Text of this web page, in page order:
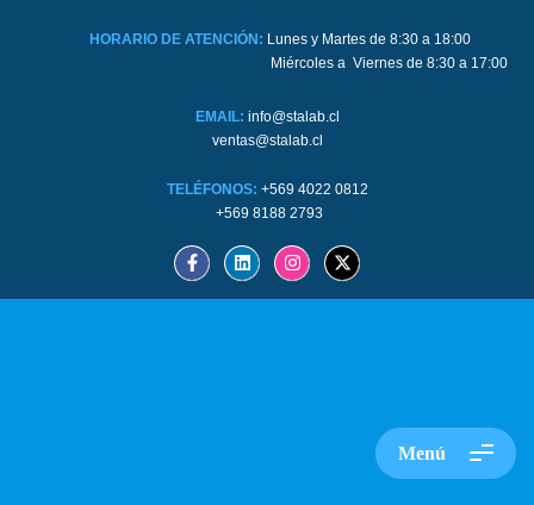
HORARIO DE ATENCIÓN: Lunes y Martes de 8:30 a 18:00
Miércoles a Viernes de 8:30 a 17:00
EMAIL: info@stalab.cl
ventas@stalab.cl
TELÉFONOS:+569 4022 0812
+569 8188 2793
Menú